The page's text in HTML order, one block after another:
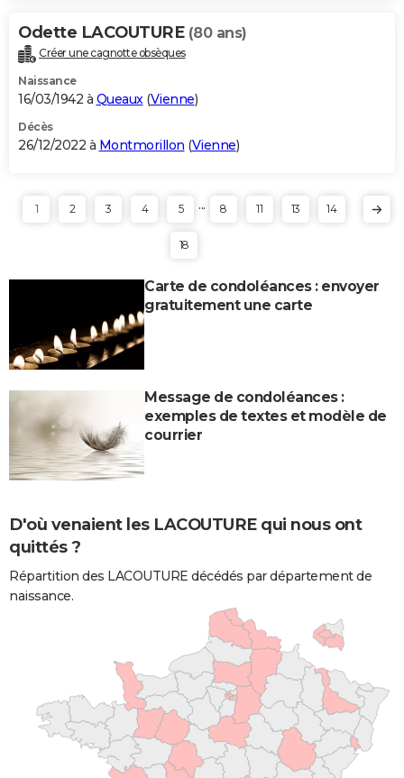
Odette LACOUTURE (80 ans)
Créer une cagnotte obsèques
Naissance
16/03/1942 à Queaux (Vienne)
Décès
26/12/2022 à Montmorillon (Vienne)
1 2 3 4 5 ... 8 11 13 14
18
Carte de condoléances : envoyer
gratuitement une carte
Message de condoléances :
exemples de textes et modèle de
courrier
D'où venaient les LACOUTURE qui nous ont
quittés ?
Répartition des LACOUTURE décédés par département de
naissance.